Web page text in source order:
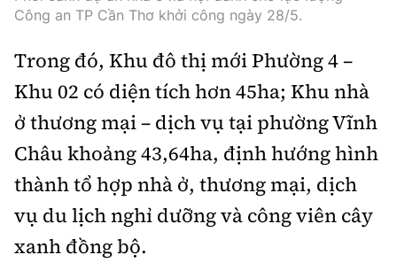
Công an TP Cần Thơ khởi công ngày 28/5.
Trong đó, Khu đô thị mới Phường 4 –
Khu 02 có diện tích hơn 45ha; Khu nhà
ở thương mại – dịch vụ tại phường Vĩnh
Châu khoảng 43,64ha, định hướng hình
thành tổ hợp nhà ở, thương mại, dịch
vụ du lịch nghỉ dưỡng và công viên cây
xanh đồng bộ.